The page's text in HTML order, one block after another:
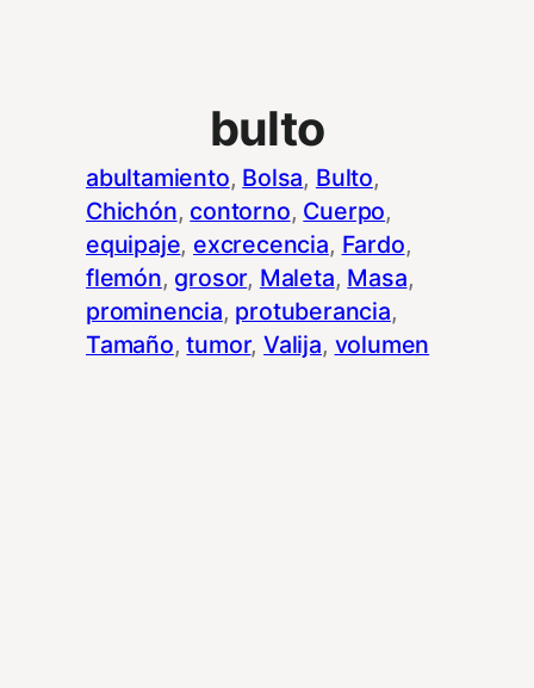
bulto
abultamiento, Bolsa, Bulto
Chichón, contorno, Cuerpo
equipaje, excrecencia, Fardo
flemón, grosor, Maleta, Masa
prominencia, protuberancia
Tamaño, tumor, Valija, volumen